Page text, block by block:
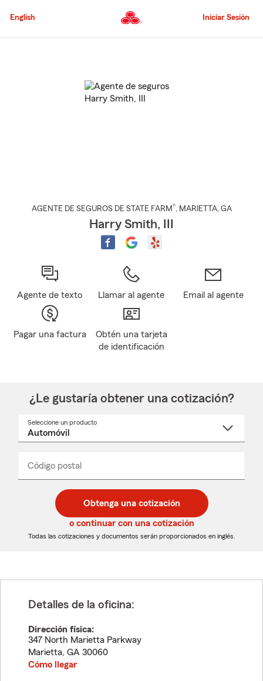
al
principal
English Iniciar Sesión
AGENTE DE SEGUROS DE STATE FARM®, MARIETTA, GA
Harry Smith, III
Agente de texto Llamar al agente Email al agente
Pagar una factura
Obtén una tarjeta
de identificación
¿Le gustaría obtener una cotización?
Seleccione un producto
desplegable
Código postal
de
5
dígitos
de
5
dígitos
_____
Obtenga una cotización
o continuar con una cotización
Todas las cotizaciones y documentos serán proporcionados en inglés.
Detalles de la oficina:
Dirección física:
347 North Marietta Parkway
Marietta, GA 30060
Cómo llegar